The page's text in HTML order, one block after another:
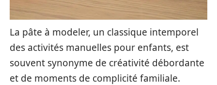
La pâte à modeler, un classique intemporel
des activités manuelles pour enfants, est
souvent synonyme de créativité débordante
et de moments de complicité familiale.